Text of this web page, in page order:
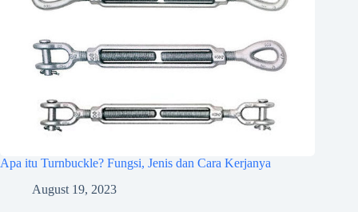
Apa itu Turnbuckle? Fungsi, Jenis dan Cara Kerjanya
August 19, 2023